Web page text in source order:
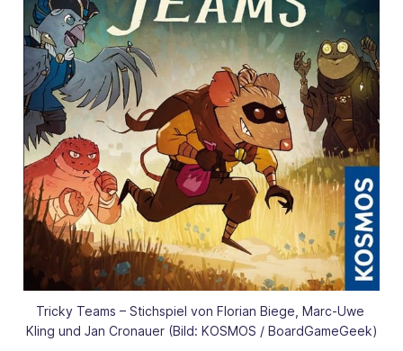
Tricky Teams – Stichspiel von Florian Biege, Marc-Uwe
Kling und Jan Cronauer (Bild: KOSMOS / BoardGameGeek)